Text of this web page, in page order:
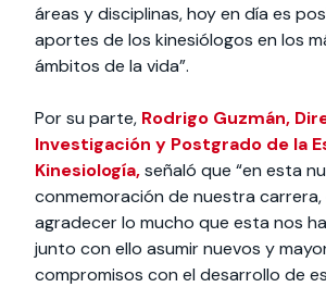
áreas y disciplinas, hoy en día es
aportes de los kinesiólogos en los
ámbitos de la vida”.
Por su parte, Rodrigo Guzmán,
Investigación y Postgrado de la
Kinesiología,señaló que “en esta
conmemoración de nuestra
agradecer lo mucho que esta nos
junto con ello asumir nuevos y
compromisos con el desarrollo de